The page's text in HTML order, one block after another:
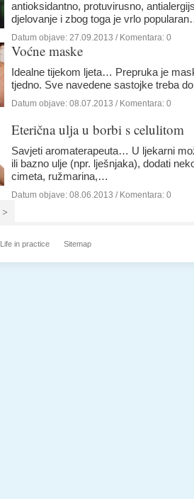
antioksidantno, protuvirusno,
djelovanje i zbog toga je vrlo
Datum objave: 27.09.2013 / Komentara: 0
Voćne maske
Idealne tijekom ljeta… Prepruka je
tjedno. Sve navedene sastojke treba
Datum objave: 08.07.2013 / Komentara: 0
Eterična ulja u borbi s celulitom
Savjeti aromaterapeuta… U ljekarni
ili bazno ulje (npr. lješnjaka), dodati
cimeta, ružmarina,…
Datum objave: 08.06.2013 / Komentara: 0
>
Life in practice Sitemap